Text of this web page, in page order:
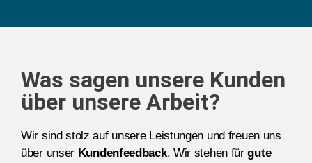
Was sagen unsere Kunden
über unsere Arbeit?
Wir sind stolz auf unsere Leistungen und freuen uns
über unser Kundenfeedback. Wir stehen fürgute